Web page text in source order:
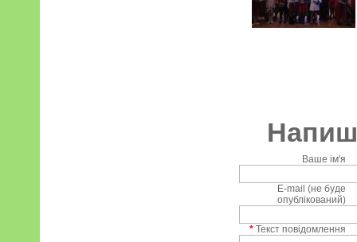
Ваше ім'я
E-mail (не буде
опублікований)
* Текст повідомлення